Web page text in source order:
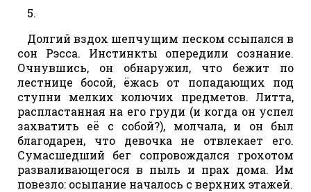
5.
Долгий вздох шепчущим песком ссыпался в
сон Рэсса. Инстинкты опередили сознание.
Очнувшись, он обнаружил, что бежит по
лестнице босой, ёжась от попадающих под
ступни мелких колючих предметов. Литта,
распластанная на его груди (и когда он успел
захватить её с собой?), молчала, и он был
благодарен, что девочка не отвлекает его.
Сумасшедший бег сопровождался грохотом
разваливающегося в пыль и прах дома. Им
повезло: осыпание началось с верхних этажей.